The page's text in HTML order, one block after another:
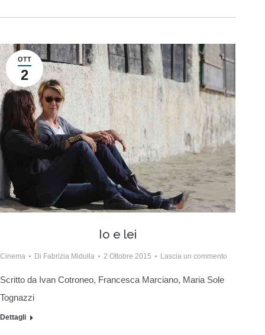
OTT
2
Io e lei
Cinema Di Fabrizia Midulla 2 Ottobre 2015 Lascia un commento
Scritto da Ivan Cotroneo, Francesca Marciano, Maria Sole
Tognazzi
Dettagli